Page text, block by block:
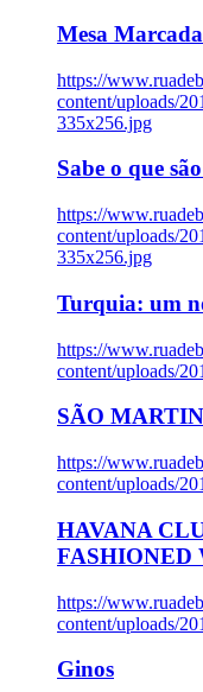
Mesa
https://
content/uploads/
335x256.jpg
Sabe o que
https://
content/uploads/
335x256.jpg
Turquia: um
https://
content/uploads/
SÃO
https://
content/uploads/
HAVANA
FASHIONED
https://
content/uploads/
Ginos